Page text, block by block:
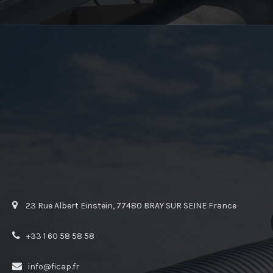
23 Rue Albert Einstein, 77480 BRAY SUR SEINE France
+33 1 60 58 58 58
info@ficap.fr